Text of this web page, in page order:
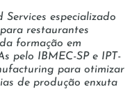
especializado
restaurantes
formação em
pelo IBMEC-SP e IPT-
para otimizar
de produção enxuta